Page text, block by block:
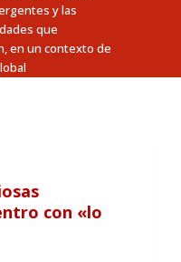
y las
que
en un contexto de
con «lo